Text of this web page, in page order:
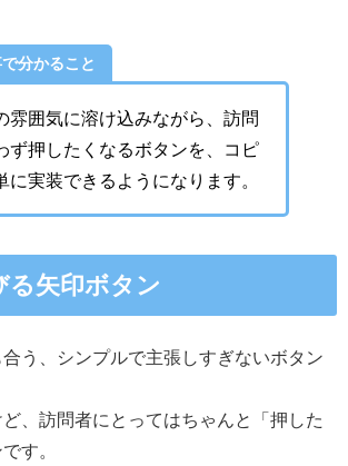
分かること
雰囲気に溶け込みながら、訪問
ず押したくなるボタンを、コピ
に実装できるようになります。
る矢印ボタン
う、シンプルで主張しすぎないボタン
、訪問者にとってはちゃんと「押した
す。